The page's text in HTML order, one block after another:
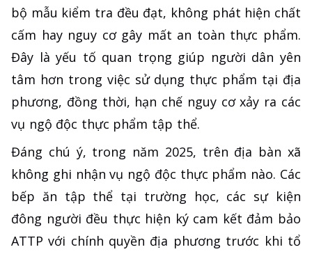
bộ mẫu kiểm tra đều đạt, không phát hiện chất
cấm hay nguy cơ gây mất an toàn thực phẩm.
Đây là yếu tố quan trọng giúp người dân yên
tâm hơn trong việc sử dụng thực phẩm tại địa
phương, đồng thời, hạn chế nguy cơ xảy ra các
vụ ngộ độc thực phẩm tập thể.
Đáng chú ý, trong năm 2025, trên địa bàn xã
không ghi nhận vụ ngộ độc thực phẩm nào. Các
bếp ăn tập thể tại trường học, các sự kiện
đông người đều thực hiện ký cam kết đảm bảo
ATTP với chính quyền địa phương trước khi tổ